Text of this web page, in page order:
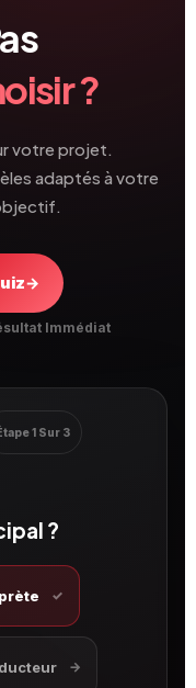
?
votre projet.
adaptés à votre
→
Immédiat
1 Sur 3
?
✓
→